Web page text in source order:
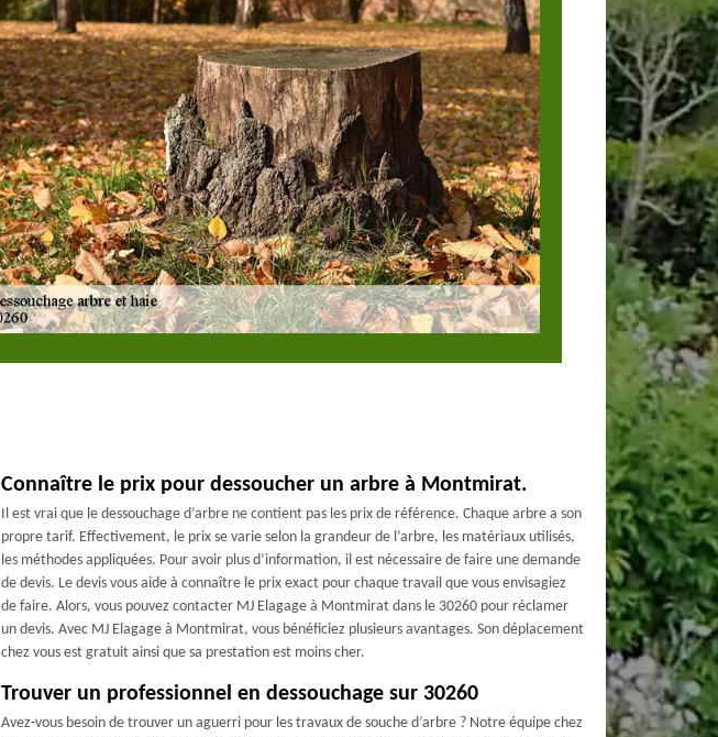
Connaître le prix pour dessoucher un arbre à Montmirat.
Il est vrai que le dessouchage d’arbre ne contient pas les prix de référence. Chaque arbre a son
propre tarif. Effectivement, le prix se varie selon la grandeur de l’arbre, les matériaux utilisés,
les méthodes appliquées. Pour avoir plus d’information, il est nécessaire de faire une demande
de devis. Le devis vous aide à connaître le prix exact pour chaque travail que vous envisagiez
de faire. Alors, vous pouvez contacter MJ Elagage à Montmirat dans le 30260 pour réclamer
un devis. Avec MJ Elagage à Montmirat, vous bénéficiez plusieurs avantages. Son déplacement
chez vous est gratuit ainsi que sa prestation est moins cher.
Trouver un professionnel en dessouchage sur 30260
Avez-vous besoin de trouver un aguerri pour les travaux de souche d’arbre ? Notre équipe chez